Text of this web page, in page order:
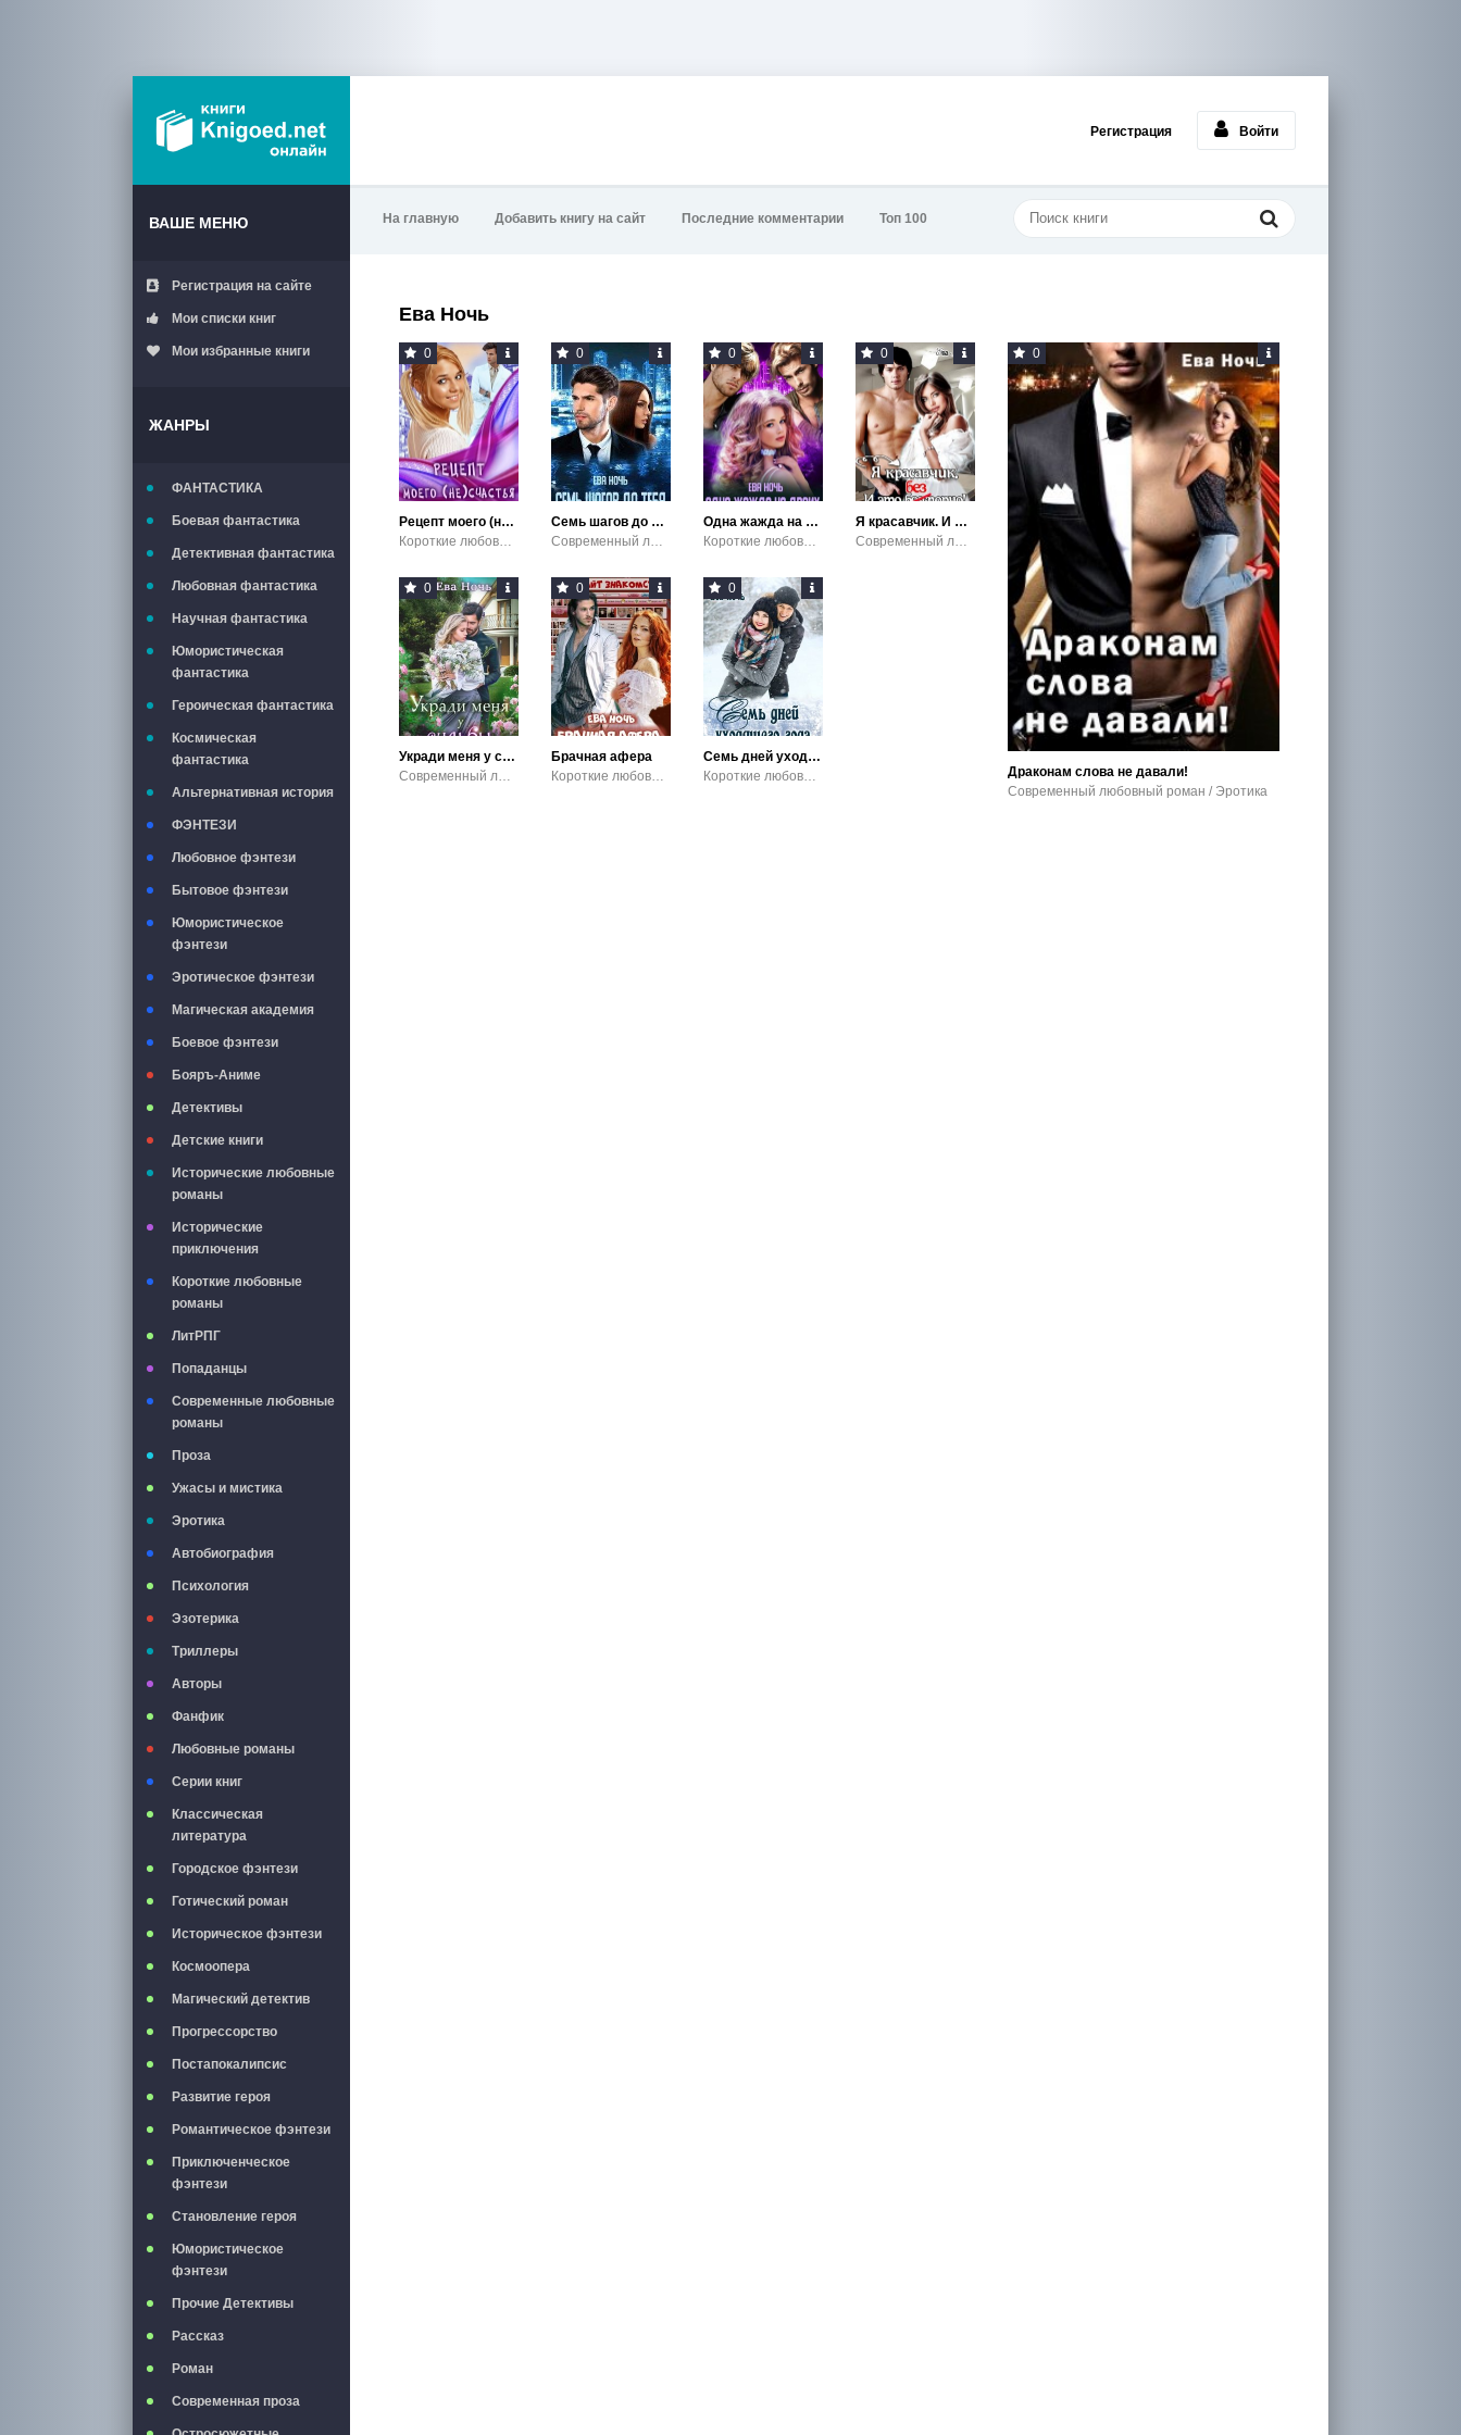
Регистрация Войти
ВАШЕ МЕНЮ
Регистрация на сайте
Мои списки книг
Мои избранные книги
ЖАНРЫ
ФАНТАСТИКА
Боевая фантастика
Детективная фантастика
Любовная фантастика
Научная фантастика
Юмористическая
фантастика
Героическая фантастика
Космическая
фантастика
Альтернативная история
ФЭНТЕЗИ
Любовное фэнтези
Бытовое фэнтези
Юмористическое
фэнтези
Эротическое фэнтези
Магическая академия
Боевое фэнтези
Бояръ-Аниме
Детективы
Детские книги
Исторические любовные
романы
Исторические
приключения
Короткие любовные
романы
ЛитРПГ
Попаданцы
Современные любовные
романы
Проза
Ужасы и мистика
Эротика
Автобиография
Психология
Эзотерика
Триллеры
Авторы
Фанфик
Любовные романы
Серии книг
Классическая
литература
Городское фэнтези
Готический роман
Историческое фэнтези
Космоопера
Магический детектив
Прогрессорство
Постапокалипсис
Развитие героя
Романтическое фэнтези
Приключенческое
фэнтези
Становление героя
Юмористическое
фэнтези
Прочие Детективы
Рассказ
Роман
Современная проза
На главную Добавить книгу на сайт Последние комментарии Топ 100
Ева Ночь
0
Рецепт моего (не)счастья
Короткие любовные романы
0
Семь шагов до тебя
Современный любовный роман / Эротика
0
Одна жажда на двоих
Короткие любовные романы / Эротика
0
Я красавчик. И это бесспорно!
Современный любовный роман
0
Драконам слова не давали!
Современный любовный роман / Эротика
0
Укради меня у судьбы
Современный любовный роман / Эротика
0
Брачная афера
Короткие любовные романы
0
Семь дней уходящего года
Короткие любовные романы